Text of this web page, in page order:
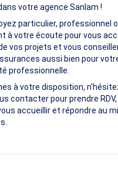
votre agence Sanlam !
particulier, professionnel
à votre écoute pour vous
vos projets et vous
aussi bien pour
professionnelle.
à votre disposition,
contacter pour prendre
accueillir et répondre au